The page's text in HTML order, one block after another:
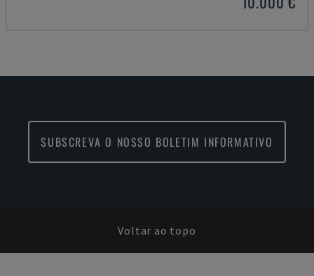
SUBSCREVA O NOSSO BOLETIM INFORMATIVO
Voltar ao topo